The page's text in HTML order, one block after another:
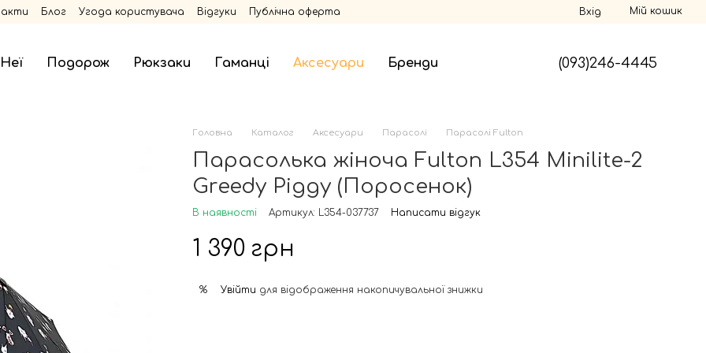
Блог Угода користувача Відгуки Публічна оферта Вхід Мій кошик
Подорож Рюкзаки Гаманці Аксесуари Бренди (093)246-4445
Головна Каталог Аксесуари Парасолі Парасолі Fulton
Парасолька жіноча Fulton L354 Minilite-2
Greedy Piggy (Поросенок)
В наявності Артикул: L354-037737 Написати відгук
1 390 грн
% Увійти для відображення накопичувальної знижки